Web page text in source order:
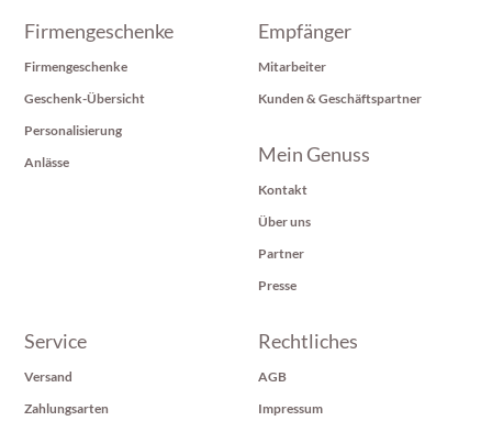
Firmengeschenke
Firmengeschenke
Geschenk-Übersicht
Personalisierung
Anlässe
Empfänger
Mitarbeiter
Kunden & Geschäftspartner
Mein Genuss
Kontakt
Über uns
Partner
Presse
Service
Versand
Zahlungsarten
Rechtliches
AGB
Impressum